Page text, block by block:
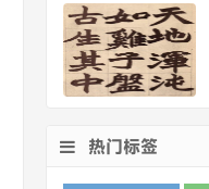
热门标签